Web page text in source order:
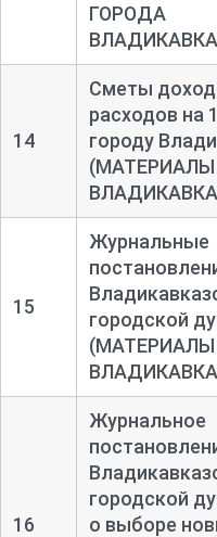
ГОРОДА
14
Сметы
расходов на
городу
15
Журнальные
городской
16
Журнальное
городской
о выборе